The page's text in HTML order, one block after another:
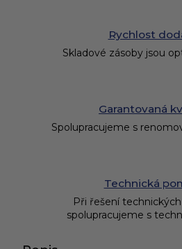
Rychlost
Skladové zásoby jsou
Garantovaná
Spolupracujeme s
Technická
Při řešení
spolupracujeme s